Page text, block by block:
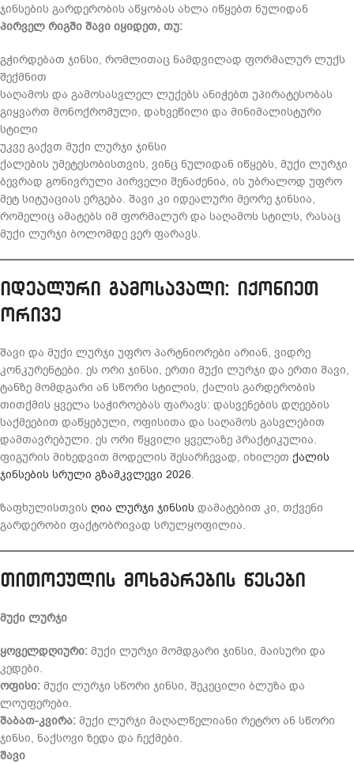
ჯინსების გარდერობის აწყობას ახლა იწყებთ ნულიდან
პირველ რიგში შავი იყიდეთ, თუ:
გჭირდებათ ჯინსი, რომლითაც ნამდვილად ფორმალურ ლუქს
შექმნით
საღამოს და გამოსასვლელ ლუქებს ანიჭებთ უპირატესობას
გიყვართ მონოქრომული, დახვეწილი და მინიმალისტური
სტილი
უკვე გაქვთ მუქი ლურჯი ჯინსი
ქალების უმეტესობისთვის, ვინც ნულიდან იწყებს, მუქი ლურჯი
ბევრად გონივრული პირველი შენაძენია, ის უბრალოდ უფრო
მეტ სიტუაციას ერგება. შავი კი იდეალური მეორე ჯინსია,
რომელიც ამატებს იმ ფორმალურ და საღამოს სტილს, რასაც
მუქი ლურჯი ბოლომდე ვერ ფარავს.
იდეალური გამოსავალი: იქონიეთ
ორივე
შავი და მუქი ლურჯი უფრო პარტნიორები არიან, ვიდრე
კონკურენტები. ეს ორი ჯინსი, ერთი მუქი ლურჯი და ერთი შავი,
ტანზე მომდგარი ან სწორი სტილის, ქალის გარდერობის
თითქმის ყველა საჭიროებას ფარავს: დასვენების დღეების
საქმეებით დაწყებული, ოფისითა და საღამოს გასვლებით
დამთავრებული. ეს ორი წყვილი ყველაზე პრაქტიკულია.
ფიგურის მიხედვით მოდელის შესარჩევად, იხილეთ ქალის
ჯინსების სრული გზამკვლევი 2026.
ზაფხულისთვის ღია ლურჯი ჯინსის დამატებით კი, თქვენი
გარდერობი ფაქტობრივად სრულყოფილია.
თითოეულის მოხმარების წესები
მუქი ლურჯი
ყოველდღიური: მუქი ლურჯი მომდგარი ჯინსი, მაისური და
კედები.
ოფისი: მუქი ლურჯი სწორი ჯინსი, შეკეცილი ბლუზა და
ლოუფერები.
შაბათ-კვირა: მუქი ლურჯი მაღალწელიანი რეტრო ან სწორი
ჯინსი, ნაქსოვი ზედა და ჩექმები.
შავი